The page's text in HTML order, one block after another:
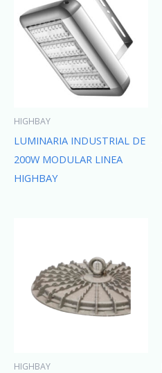
HIGHBAY
LUMINARIA INDUSTRIAL DE
200W MODULAR LINEA
HIGHBAY
HIGHBAY